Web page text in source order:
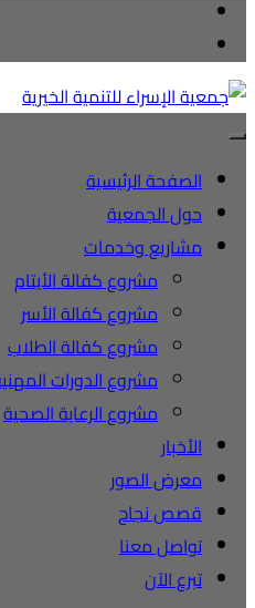
الصفحة الرئيسية
حول الجمعية
مشاريع وخدمات
مشروع كفالة الأيتام
مشروع كفالة الأسر
مشروع كفالة الطلاب
مشروع الدورات المهنية
مشروع الرعاية الصحية
الأخبار
معرض الصور
قصص نجاح
تواصل معنا
تبرع الآن